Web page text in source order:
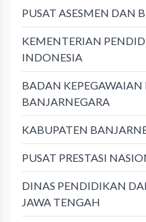
PUSAT ASESMEN DAN
KEMENTERIAN
INDONESIA
BADAN KEPEGAWAIAN
BANJARNEGARA
KABUPATEN
PUSAT PRESTASI
DINAS PENDIDIKAN
JAWA TENGAH